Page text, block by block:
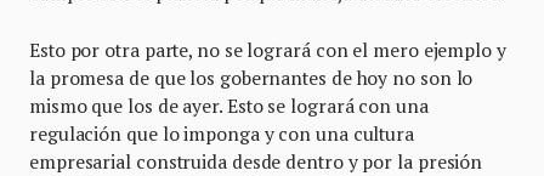
Esto por otra parte, no se logrará con el mero ejemplo y
la promesa de que los gobernantes de hoy no son lo
mismo que los de ayer. Esto se logrará con una
regulación que lo imponga y con una cultura
empresarial construida desde dentro y por la presión